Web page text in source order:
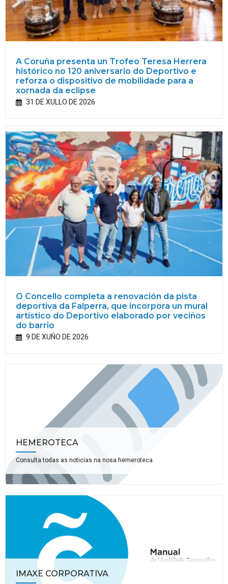
A Coruña presenta un Trofeo Teresa Herrera
histórico no 120 aniversario do Deportivo e
reforza o dispositivo de mobilidade para a
xornada da eclipse
31 DE XULLO DE 2026
O Concello completa a renovación da pista
deportiva da Falperra, que incorpora un mural
artístico do Deportivo elaborado por veciños
do barrio
9 DE XUÑO DE 2026
HEMEROTECA
Consulta todas as noticias na nosa hemeroteca
IMAXE CORPORATIVA